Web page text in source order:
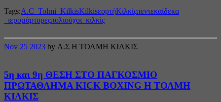
Tags:A.C_Tolmi_KilkisKilkisεορτήΚιλκίςπεντεκαίδεκα
_ιερομάρτυρεςπολιούχοι_κιλκίς
Nov 25 2023 by Α.Σ Η ΤΟΛΜΗ ΚΙΛΚΙΣ
5η και 9η ΘΕΣΗ ΣΤΟ ΠΑΓΚΟΣΜΙΟ
ΠΡΩΤΑΘΛΗΜΑ KICK BOXING Η ΤΟΛΜΗ
ΚΙΛΚΙΣ